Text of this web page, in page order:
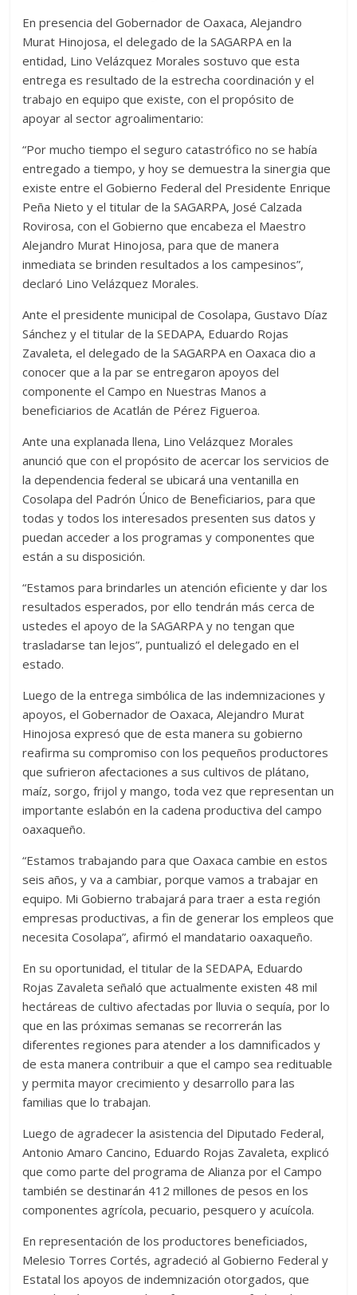
En presencia del Gobernador de Oaxaca, Alejandro
Murat Hinojosa, el delegado de la SAGARPA en la
entidad, Lino Velázquez Morales sostuvo que esta
entrega es resultado de la estrecha coordinación y el
trabajo en equipo que existe, con el propósito de
apoyar al sector agroalimentario:
“Por mucho tiempo el seguro catastrófico no se había
entregado a tiempo, y hoy se demuestra la sinergia que
existe entre el Gobierno Federal del Presidente Enrique
Peña Nieto y el titular de la SAGARPA, José Calzada
Rovirosa, con el Gobierno que encabeza el Maestro
Alejandro Murat Hinojosa, para que de manera
inmediata se brinden resultados a los campesinos”,
declaró Lino Velázquez Morales.
Ante el presidente municipal de Cosolapa, Gustavo Díaz
Sánchez y el titular de la SEDAPA, Eduardo Rojas
Zavaleta, el delegado de la SAGARPA en Oaxaca dio a
conocer que a la par se entregaron apoyos del
componente el Campo en Nuestras Manos a
beneficiarios de Acatlán de Pérez Figueroa.
Ante una explanada llena, Lino Velázquez Morales
anunció que con el propósito de acercar los servicios de
la dependencia federal se ubicará una ventanilla en
Cosolapa del Padrón Único de Beneficiarios, para que
todas y todos los interesados presenten sus datos y
puedan acceder a los programas y componentes que
están a su disposición.
“Estamos para brindarles un atención eficiente y dar los
resultados esperados, por ello tendrán más cerca de
ustedes el apoyo de la SAGARPA y no tengan que
trasladarse tan lejos”, puntualizó el delegado en el
estado.
Luego de la entrega simbólica de las indemnizaciones y
apoyos, el Gobernador de Oaxaca, Alejandro Murat
Hinojosa expresó que de esta manera su gobierno
reafirma su compromiso con los pequeños productores
que sufrieron afectaciones a sus cultivos de plátano,
maíz, sorgo, frijol y mango, toda vez que representan un
importante eslabón en la cadena productiva del campo
oaxaqueño.
“Estamos trabajando para que Oaxaca cambie en estos
seis años, y va a cambiar, porque vamos a trabajar en
equipo. Mi Gobierno trabajará para traer a esta región
empresas productivas, a fin de generar los empleos que
necesita Cosolapa”, afirmó el mandatario oaxaqueño.
En su oportunidad, el titular de la SEDAPA, Eduardo
Rojas Zavaleta señaló que actualmente existen 48 mil
hectáreas de cultivo afectadas por lluvia o sequía, por lo
que en las próximas semanas se recorrerán las
diferentes regiones para atender a los damnificados y
de esta manera contribuir a que el campo sea redituable
y permita mayor crecimiento y desarrollo para las
familias que lo trabajan.
Luego de agradecer la asistencia del Diputado Federal,
Antonio Amaro Cancino, Eduardo Rojas Zavaleta, explicó
que como parte del programa de Alianza por el Campo
también se destinarán 412 millones de pesos en los
componentes agrícola, pecuario, pesquero y acuícola.
En representación de los productores beneficiados,
Melesio Torres Cortés, agradeció al Gobierno Federal y
Estatal los apoyos de indemnización otorgados, que